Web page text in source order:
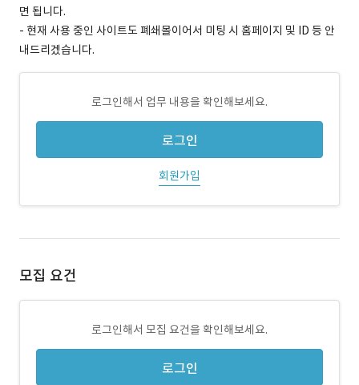
면 됩니다.
- 현재 사용 중인 사이트도 폐쇄몰이어서 미팅 시 홈페이지 및 ID 등 안
내드리겠습니다.
로그인해서 업무 내용을 확인해보세요.
로그인
회원가입
모집 요건
로그인해서 모집 요건을 확인해보세요.
로그인